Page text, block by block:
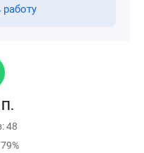
48